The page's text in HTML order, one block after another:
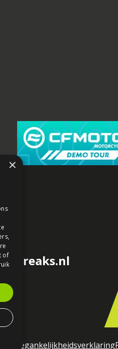
Toegankelijkheidsverklaring
×
of